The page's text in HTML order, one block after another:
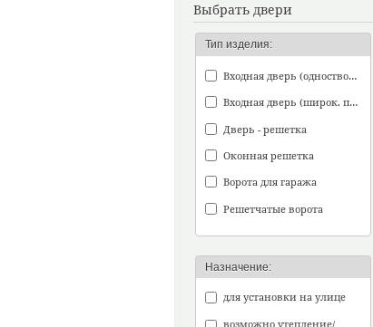
Выбрать двери
Тип изделия:
Входная дверь (одностворч.)
Входная дверь (широк. проем)
Дверь - решетка
Оконная решетка
Ворота для гаража
Решетчатые ворота
Назначение:
для установки на улице
возможно утепление/